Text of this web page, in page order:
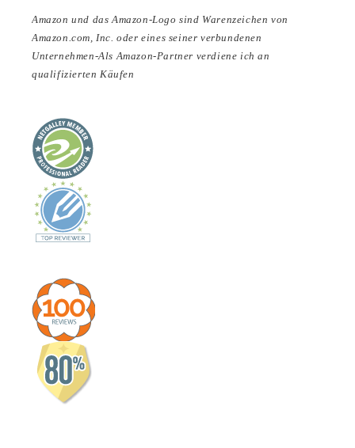
Amazon und das Amazon-Logo sind Warenzeichen von
Amazon.com, Inc. oder eines seiner verbundenen
Unternehmen-Als Amazon-Partner verdiene ich an
qualifizierten Käufen